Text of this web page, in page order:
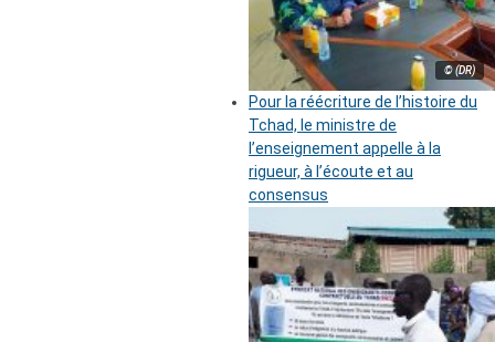
© (DR)
Pour la réécriture de l’histoire du
Tchad, le ministre de
l’enseignement appelle à la
rigueur, à l’écoute et au
consensus